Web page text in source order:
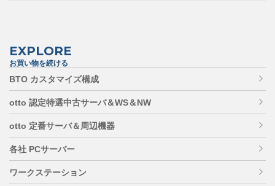
EXPLORE
お買い物を続ける
BTO カスタマイズ構成
otto 認定特選中古サーバ＆WS＆NW
otto 定番サーバ＆周辺機器
各社 PCサーバー
ワークステーション